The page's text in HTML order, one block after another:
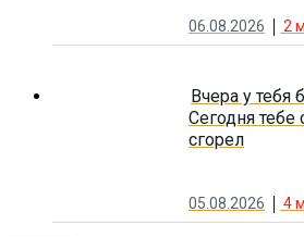
06.08.2026 2
Вчера у тебя
Сегодня тебе
сгорел
05.08.2026 4